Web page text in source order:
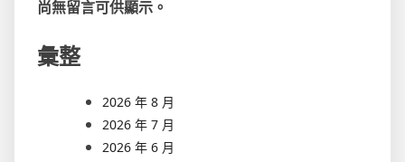
尚無留言可供顯示。
彙整
2026 年 8 月
2026 年 7 月
2026 年 6 月